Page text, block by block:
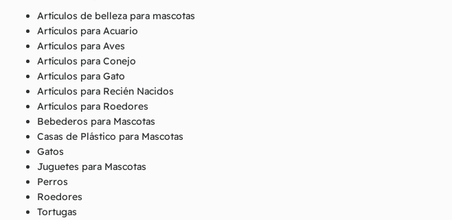
Artículos de belleza para mascotas
Artículos para Acuario
Artículos para Aves
Artículos para Conejo
Artículos para Gato
Artículos para Recién Nacidos
Artículos para Roedores
Bebederos para Mascotas
Casas de Plástico para Mascotas
Gatos
Juguetes para Mascotas
Perros
Roedores
Tortugas